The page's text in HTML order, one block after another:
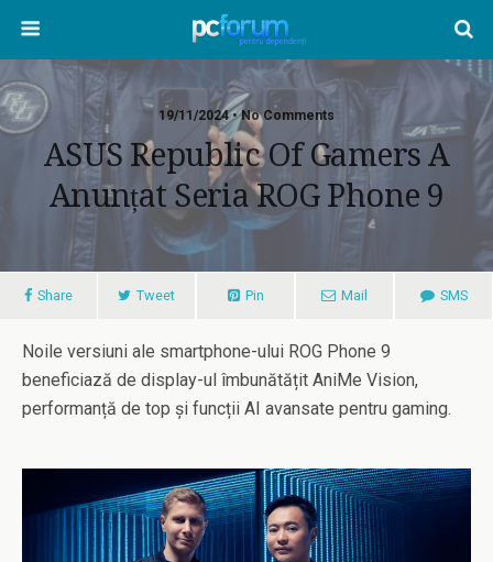
19/11/2024 • No Comments
ASUS Republic Of Gamers A
Anunțat Seria ROG Phone 9
Share Tweet Pin Mail SMS
Noile versiuni ale smartphone-ului ROG Phone 9
beneficiază de display-ul îmbunătățit AniMe Vision,
performanță de top și funcții AI avansate pentru gaming.